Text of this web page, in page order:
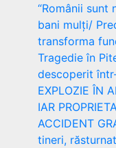
“Românii sunt
bani mulți/
transforma
Tragedie în
descoperit
EXPLOZIE ÎN
IAR
ACCIDENT
tineri,